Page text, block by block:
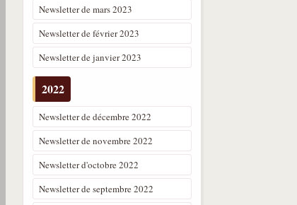
Newsletter de mars 2023
Newsletter de février 2023
Newsletter de janvier 2023
2022
Newsletter de décembre 2022
Newsletter de novembre 2022
Newsletter d'octobre 2022
Newsletter de septembre 2022